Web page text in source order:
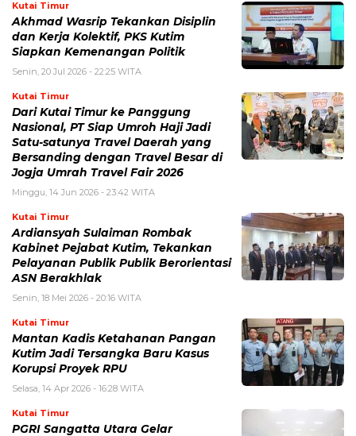
Kutai Timur
Akhmad Wasrip Tekankan Disiplin
dan Kerja Kolektif, PKS Kutim
Siapkan Kemenangan Politik
Senin, 20 Jul 2026 - 22:25 WITA
Kutai Timur
Dari Kutai Timur ke Panggung
Nasional, PT Siap Umroh Haji Jadi
Satu-satunya Travel Daerah yang
Bersanding dengan Travel Besar di
Jogja Umrah Travel Fair 2026
Minggu, 14 Jun 2026 - 23:42 WITA
Kutai Timur
Ardiansyah Sulaiman Rombak
Kabinet Pejabat Kutim, Tekankan
Pelayanan Publik Publik Berorientasi
ASN Berakhlak
Senin, 18 Mei 2026 - 20:16 WITA
Kutai Timur
Mantan Kadis Ketahanan Pangan
Kutim Jadi Tersangka Baru Kasus
Korupsi Proyek RPU
Selasa, 14 Apr 2026 - 16:28 WITA
Kutai Timur
PGRI Sangatta Utara Gelar